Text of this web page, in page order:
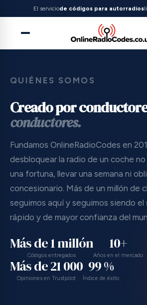
El serviciode códigos para autorradios
QUIÉNES SOMOS
Creado por
conductores.
Fundamos OnlineRadioCodes en
desbloquear la radio de un coche
una fortuna, llevar una semana ni
concesionario. Más de un millón de
seguimos aquí y seguimos siendo el
rápido y de mayor confianza del
Más de 1 millón
Códigos entregados
10+
Años en el mercado
Más de 21 000
Opiniones en Trustpilot
99 %
Índice de éxito